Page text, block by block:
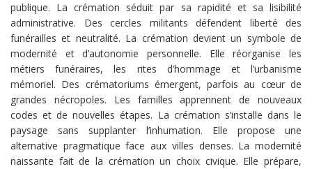
publique. La crémation séduit par sa rapidité et sa lisibilité
administrative. Des cercles militants défendent liberté des
funérailles et neutralité. La crémation devient un symbole de
modernité et d’autonomie personnelle. Elle réorganise les
métiers funéraires, les rites d’hommage et l’urbanisme
mémoriel. Des crématoriums émergent, parfois au cœur de
grandes nécropoles. Les familles apprennent de nouveaux
codes et de nouvelles étapes. La crémation s’installe dans le
paysage sans supplanter l’inhumation. Elle propose une
alternative pragmatique face aux villes denses. La modernité
naissante fait de la crémation un choix civique. Elle prépare,